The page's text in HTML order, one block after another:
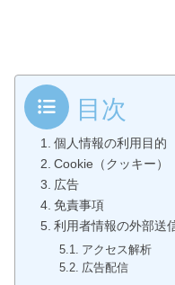
目次
個人情報の利用目的
Cookie（クッキー）
広告
免責事項
利用者情報の外部送
アクセス解析
広告配信